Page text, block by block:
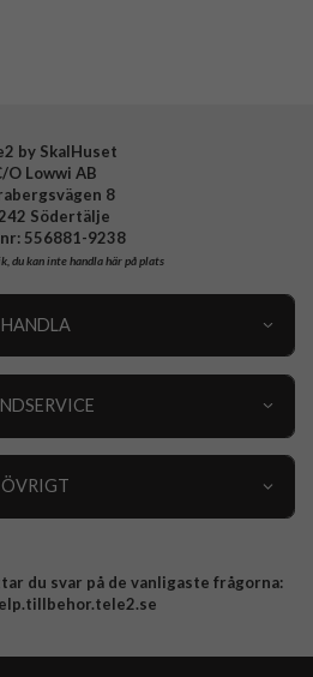
by SkalHuset
O Lowwi AB
8
Södertälje
556881-9238
du kan inte handla här på plats
HANDLA
ÖVRIGT
du svar på de vanligaste frågorna: